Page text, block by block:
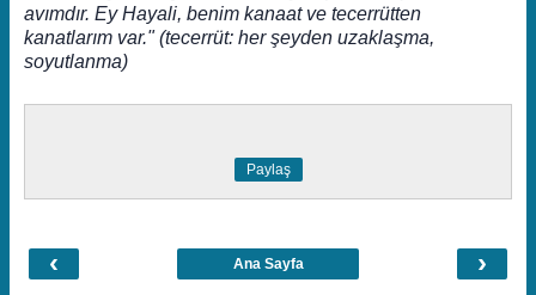
avımdır. Ey Hayali, benim kanaat ve tecerrütten
kanatlarım var." (tecerrüt: her şeyden uzaklaşma,
soyutlanma)
Paylaş
‹ ›
Ana Sayfa